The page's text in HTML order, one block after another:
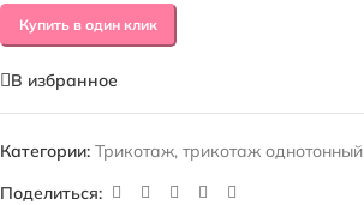
Купить в один клик
В избранное
Категории: Трикотаж, трикотаж однотонный
Поделиться: